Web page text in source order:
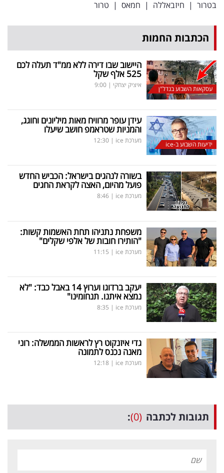
בטרור | חיזבאללה | חמאס | טרור
הכתבות החמות
עסקאות השבוע בנדל"ן
היישוב שבו דירה ללא ממ"ד תעלה לכם
525 אלף שקל
איציק יצחקי |
9:00
ידיעות השבוע ב-ice
עידן עופר מרוויח מאות מיליונים וחוגג,
והמניות שטראמפ חושב שיעלו
מערכת ice |
12:30
בשורה לנהגים בישראל: הכביש החדש
פועל מהיום, האצה לקראת החגים
מערכת ice |
8:46
משפחת נתניהו תחת האשמות קשות:
"הותירו חובות של אלפי שקלים"
מערכת ice |
11:15
יעקב ברדוגו וערוץ 14 באבל כבד: "לא
נמצא איתנו. תנחומינו"
מערכת ice |
8:35
גדי איזנקוט רץ לראשות הממשלה: רוני
מאנה נכנס לתמונה
מערכת ice |
12:18
תגובות לכתבה (0)
: